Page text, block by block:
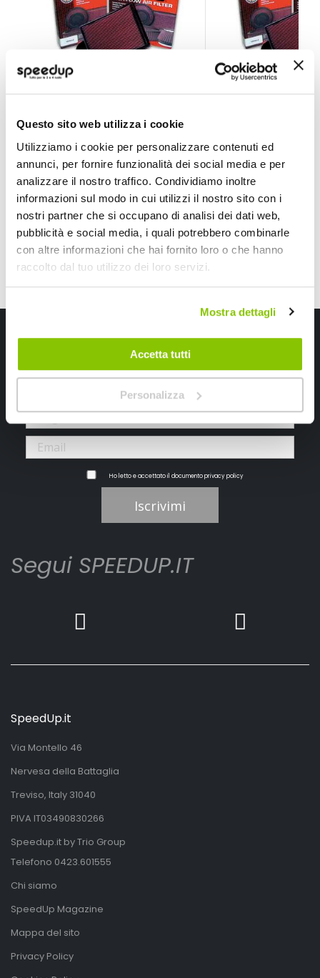
Questo sito web utilizza i cookie
Utilizziamo i cookie per personalizzare contenuti ed
annunci, per fornire funzionalità dei social media e per
analizzare il nostro traffico. Condividiamo inoltre
informazioni sul modo in cui utilizzi il nostro sito con i
nostri partner che si occupano di analisi dei dati web,
pubblicità e social media, i quali potrebbero combinarle
con altre informazioni che hai fornito loro o che hanno
raccolto dal tuo utilizzo dei loro servizi.
Mostra dettagli
Accetta tutti
Personalizza
K&N
Pannello 262x205mm
Prezzo
speciale
69,30 € -27%
CONSEGNA IN 48H Spedizione gratuita!
Rettangolare
veicoli
Prezzo
speciale
59,40 € -30%
CONSEGNA IN 48H
Iscriviti alla newsletter Speedup
Ricevi subito uno sconto del 10% per il tuo primo acquisto online!
Ho letto e accettato il documentoprivacy policy
Iscrivimi
Segui SPEEDUP.IT
SpeedUp.it
Via Montello 46
Nervesa della Battaglia
Treviso, Italy 31040
PIVA IT03490830266
Speedup.it by Trio Group
Telefono 0423.601555
Chi siamo
SpeedUp Magazine
Mappa del sito
Privacy Policy